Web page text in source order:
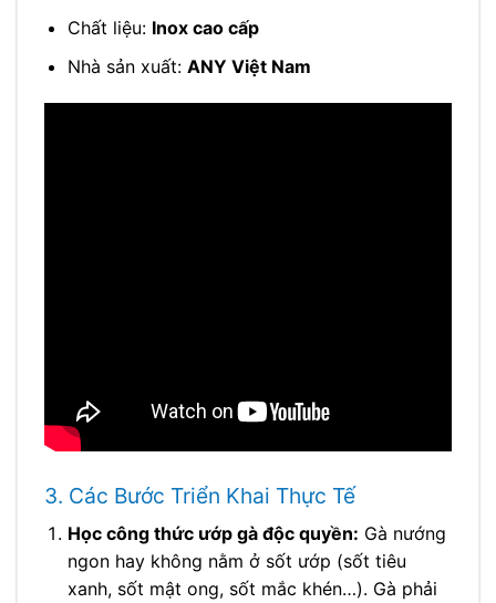
Chất liệu: Inox cao cấp
Nhà sản xuất: ANY Việt Nam
3. Các Bước Triển Khai Thực Tế
Học công thức ướp gà độc quyền: Gà nướng
ngon hay không nằm ở sốt ướp (sốt tiêu
xanh, sốt mật ong, sốt mắc khén…). Gà phải